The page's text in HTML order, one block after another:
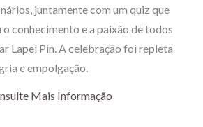
juntamente com um quiz que
conhecimento e a paixão de todos
Lapel Pin. A celebração foi repleta
e empolgação.
Mais Informação